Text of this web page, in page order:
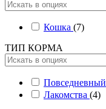
Кошка (7)
ТИП КОРМА
Повседневный
Лакомства (4)